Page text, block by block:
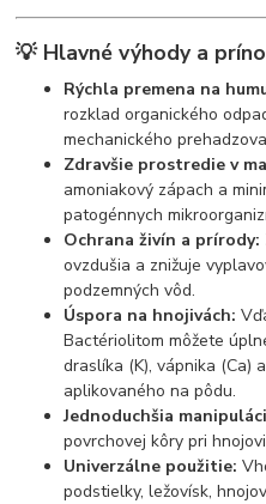
💡 Hlavné výhody a
Rýchla premena na
rozklad organického
mechanického
Zdravšie prostredie v
amoniakový zápach a
patogénnych
Ochrana živín a prírody:
ovzdušia a znižuje
podzemných vôd.
Úspora na hnojivách:
Bactériolitom môžete
draslíka (K), vápnika (Ca)
aplikovaného na pôdu.
Jednoduchšia
povrchovej kôry pri
Univerzálne použitie:
podstielky, ležovísk,